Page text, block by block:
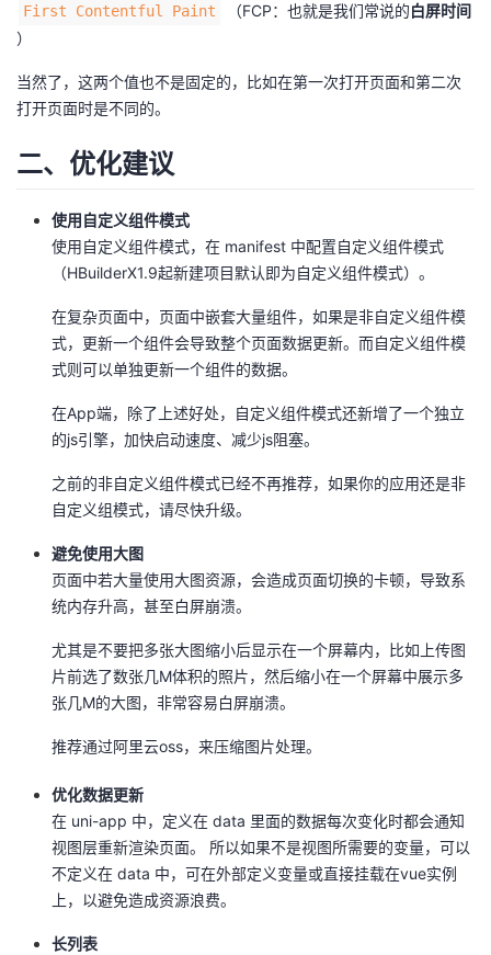
First Contentful Paint （FCP：也就是我们常说的白屏时间
）
当然了，这两个值也不是固定的，比如在第一次打开页面和第二次
打开页面时是不同的。
二、优化建议
使用自定义组件模式
使用自定义组件模式，在 manifest 中配置自定义组件模式
（HBuilderX1.9起新建项目默认即为自定义组件模式）。
在复杂页面中，页面中嵌套大量组件，如果是非自定义组件模
式，更新一个组件会导致整个页面数据更新。而自定义组件模
式则可以单独更新一个组件的数据。
在App端，除了上述好处，自定义组件模式还新增了一个独立
的js引擎，加快启动速度、减少js阻塞。
之前的非自定义组件模式已经不再推荐，如果你的应用还是非
自定义组模式，请尽快升级。
避免使用大图
页面中若大量使用大图资源，会造成页面切换的卡顿，导致系
统内存升高，甚至白屏崩溃。
尤其是不要把多张大图缩小后显示在一个屏幕内，比如上传图
片前选了数张几M体积的照片，然后缩小在一个屏幕中展示多
张几M的大图，非常容易白屏崩溃。
推荐通过阿里云oss，来压缩图片处理。
优化数据更新
在 uni-app 中，定义在 data 里面的数据每次变化时都会通知
视图层重新渲染页面。 所以如果不是视图所需要的变量，可以
不定义在 data 中，可在外部定义变量或直接挂载在vue实例
上，以避免造成资源浪费。
长列表